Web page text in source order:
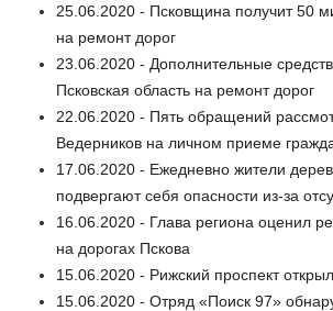
25.06.2020 - Псковщина получит 50
на ремонт дорог
23.06.2020 - Дополнительные
Псковская область на ремонт дорог
22.06.2020 - Пять обращений
Ведерников на личном приеме
17.06.2020 - Ежедневно жители
подвергают себя опасности из-за
16.06.2020 - Глава региона оценил
на дорогах Пскова
15.06.2020 - Рижский проспект
15.06.2020 - Отряд «Поиск 97»